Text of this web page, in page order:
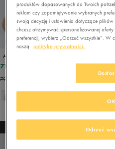
PROMO: DO -30%
ADIDAS T-SHIRT M SL SJ T
71,99 zł
79,99 zł
produktów dopasowanych do Twoich
reklam czy zapamiętywanie wybranych
swoją decyzję i ustawienia dotyczące plików
chcesz otrzymywać spersonalizowanej
preferencji, wybierz „Odrzuć wszystkie”. W
naszą
politykę prywatności.
Odrzuć
OK